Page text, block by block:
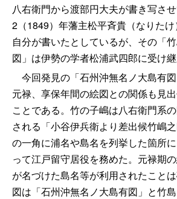
八右衛門から渡部円大夫が書き写さ
2（1849）年藩主松平斉貴（なりた
自分が書いたとしているが、その「
図」は伊勢の学者松浦武四郎に受け
今回発見の「石州沖無名ノ大島有
元禄、享保年間の絵図との関係も見
ことである。竹の子嶋は八右衛門系
される「小谷伊兵衛より差出候竹嶋
の一角に浦名や島名を列挙した箇所
って江戸留守居役を務めた。元禄期
が名づけた島名等が利用されたこと
図は「石州沖無名ノ大島有図」と竹